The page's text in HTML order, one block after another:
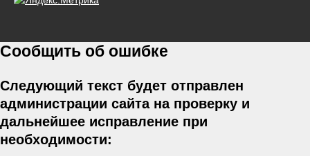
Сообщить об ошибке
Следующий текст будет отправлен
администрации сайта на проверку и
дальнейшее исправление при
необходимости: